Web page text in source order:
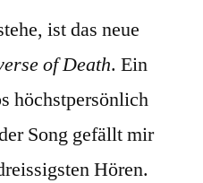
ist das neue
of Death. Ein
höchstpersönlich
Song gefällt mir
Hören.